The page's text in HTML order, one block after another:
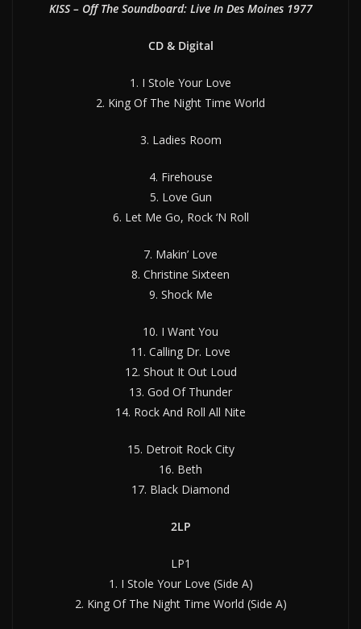
KISS – Off The Soundboard: Live In Des Moines 1977
CD & Digital
1. I Stole Your Love
2. King Of The Night Time World
3. Ladies Room
4. Firehouse
5. Love Gun
6. Let Me Go, Rock ‘N Roll
7. Makin’ Love
8. Christine Sixteen
9. Shock Me
10. I Want You
11. Calling Dr. Love
12. Shout It Out Loud
13. God Of Thunder
14. Rock And Roll All Nite
15. Detroit Rock City
16. Beth
17. Black Diamond
2LP
LP1
1. I Stole Your Love (Side A)
2. King Of The Night Time World (Side A)